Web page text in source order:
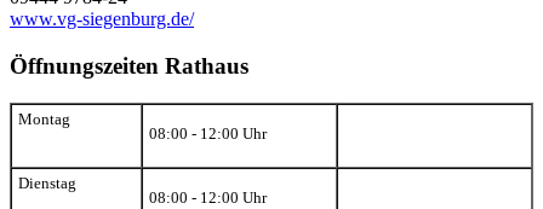
www.vg-siegenburg.de/
Öffnungszeiten Rathaus
Montag
08:00 - 12:00 Uhr
Dienstag
08:00 - 12:00 Uhr